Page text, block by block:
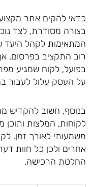
כדאי להקים אתר
בצורה מסודרת, לצד
המתאימות לקהל היעד
רוב התקציב בפרסום,
בפועל, לקוח שמגיע
על העסק עלול לעבור
בנוסף, חשוב להקדיש
לקוחות, המלצות ותוכן
משמעותי לאורך זמן.
אחרים ולכן כל חוות
החלטת הרכישה.